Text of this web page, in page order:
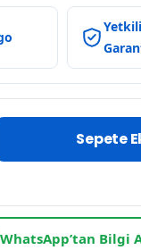
Sepete
WhatsApp’tan Bilgi